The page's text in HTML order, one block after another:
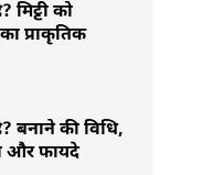
मिट्टी को
प्राकृतिक
बनाने की विधि,
और फायदे